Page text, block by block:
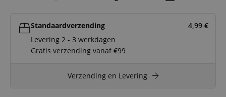
Standaardverzending 4,99 €
Levering 2 - 3 werkdagen
Gratis verzending vanaf €99
Verzending en Levering